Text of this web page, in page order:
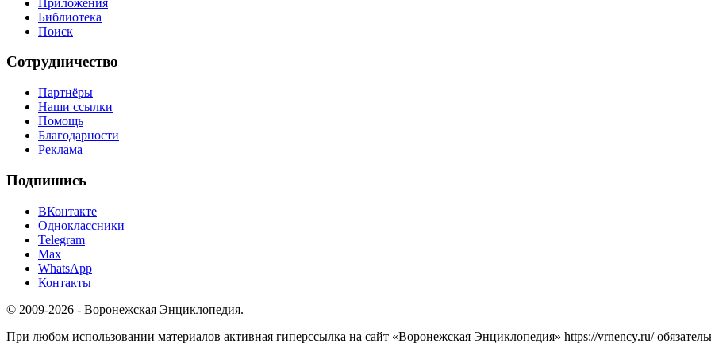
Библиотека
Поиск
Сотрудничество
Партнёры
Наши ссылки
Помощь
Благодарности
Реклама
Подпишись
ВКонтакте
Одноклассники
Telegram
Max
WhatsApp
Контакты
© 2009-2026 - Воронежская Энциклопедия.
При любом использовании материалов активная гиперссылка на сайт «Воронежская Энциклопедия» https://vrnency.ru/